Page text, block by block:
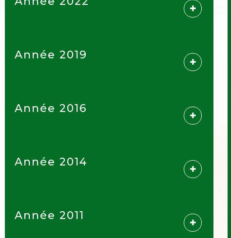
Année 2019
Année 2016
Année 2014
Année 2011